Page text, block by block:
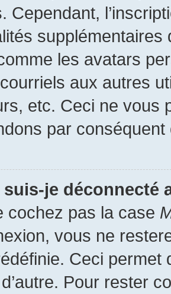
Cependant,
les avatars
courriels aux autres
etc. Ceci ne vous
par conséquent
je déconnecté
cochez pas la case
vous ne
Ceci permet
d’autre. Pour rester